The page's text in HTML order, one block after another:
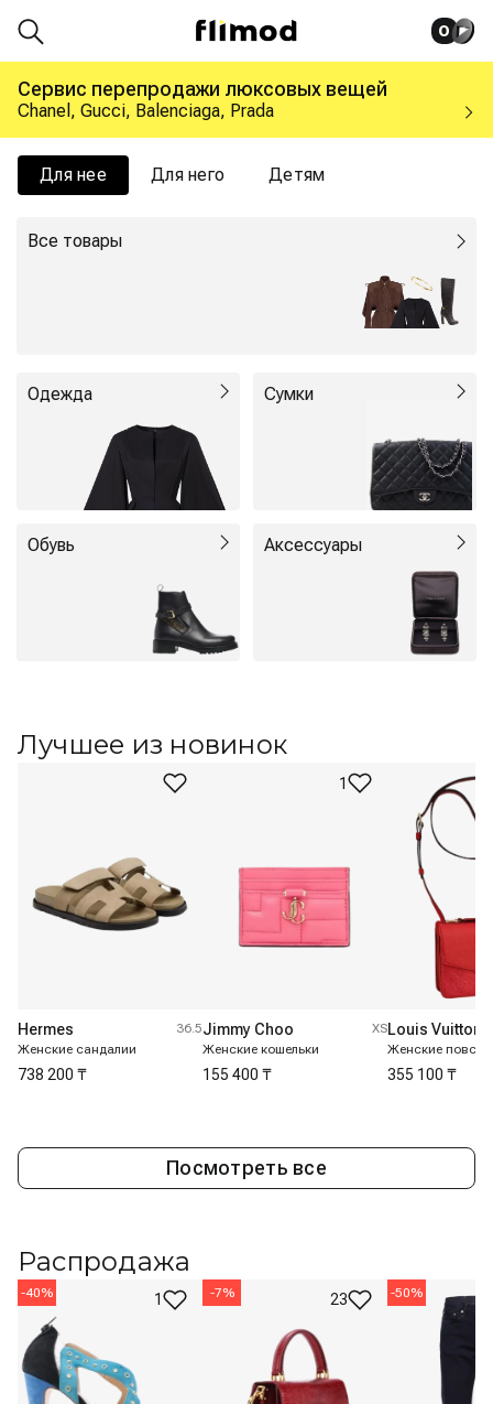
0
Сервис перепродажи люксовых вещей
Chanel, Gucci, Balenciaga, Prada
Для нее Для него Детям
Все товары
Одежда Сумки
Обувь Аксессуары
Лучшее из новинок
Hermes
Женские сандалии
36.5
738 200 ₸
1
Jimmy Choo
Женские кошельки
XS
155 400 ₸
Louis Vuitton
355 100 ₸
Посмотреть все
Распродажа
-40% 1 -7% 23 -50%